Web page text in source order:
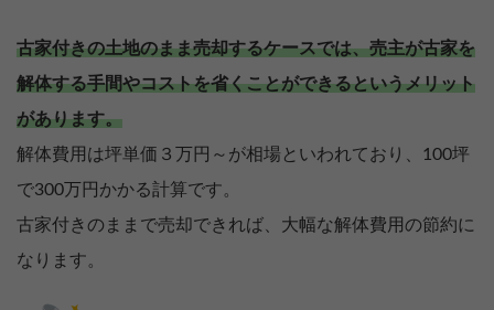
古家付きの土地のまま売却するケースでは、売主が古家を
解体する手間やコストを省くことができるというメリット
があります。
解体費用は坪単価３万円～が相場といわれており、100坪
で300万円かかる計算です。
古家付きのままで売却できれば、大幅な解体費用の節約に
なります。